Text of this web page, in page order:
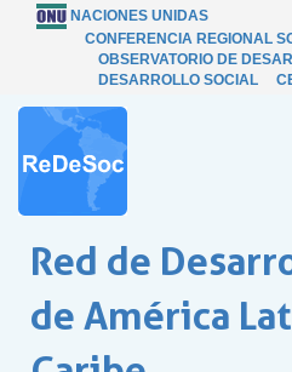
NACIONES UNIDAS
CONFERENCIA REGIONAL
OBSERVATORIO DE
DESARROLLO SOCIAL
Red de
de América